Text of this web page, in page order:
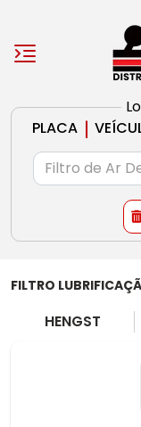
PLACA |
FILTRO
HENGST